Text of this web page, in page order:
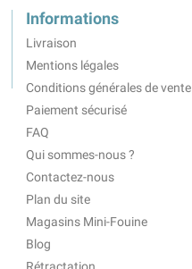
Informations
Livraison
Mentions légales
Conditions générales de vente
Paiement sécurisé
FAQ
Qui sommes-nous ?
Contactez-nous
Plan du site
Magasins Mini-Fouine
Blog